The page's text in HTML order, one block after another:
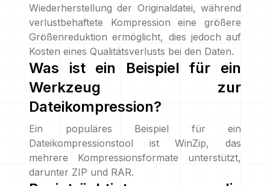
Wiederherstellung der Originaldatei, während
verlustbehaftete Kompression eine größere
Größenreduktion ermöglicht, dies jedoch auf
Kosten eines Qualitätsverlusts bei den Daten.
Was ist ein Beispiel für ein
Werkzeug zur
Dateikompression?
Ein populäres Beispiel für ein
Dateikompressionstool ist WinZip, das
mehrere Kompressionsformate unterstützt,
darunter ZIP und RAR.